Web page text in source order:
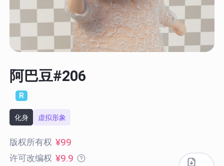
阿巴豆#206
R
化身 虚拟形象
版权所有权 ¥99
许可改编权 ¥9.9